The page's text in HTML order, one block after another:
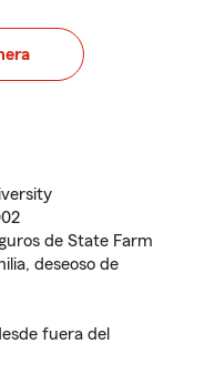
de State Farm
deseoso de
fuera del